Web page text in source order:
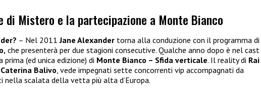
di Mistero e la partecipazione a Monte Bianco
– Nel 2011Jane Alexander torna alla conduzione con il programma di
che presenterà per due stagioni consecutive. Qualche anno dopo è nel cast
(ed unica edizione) di Monte Bianco – Sfida verticale. Il reality di Rai
Caterina Balivo , vede impegnati sette concorrenti vip accompagnati da
scalata della vetta più alta d’Europa.